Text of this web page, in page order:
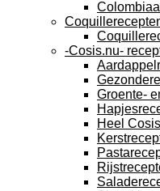
-Cosis.nu-
Groente-
Heel